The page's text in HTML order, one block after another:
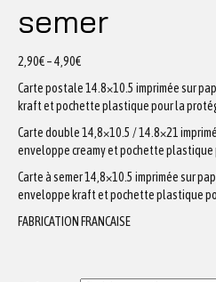
semer
2,90€–4,90€
Carte postale 14.8×10.5 imprimée sur
kraft et pochette plastique pour la
Carte double 14,8×10.5 / 14.8×21
enveloppe creamy et pochette
Carte à semer 14,8×10.5 imprimée sur
enveloppe kraft et pochette plastique
FABRICATION FRANCAISE